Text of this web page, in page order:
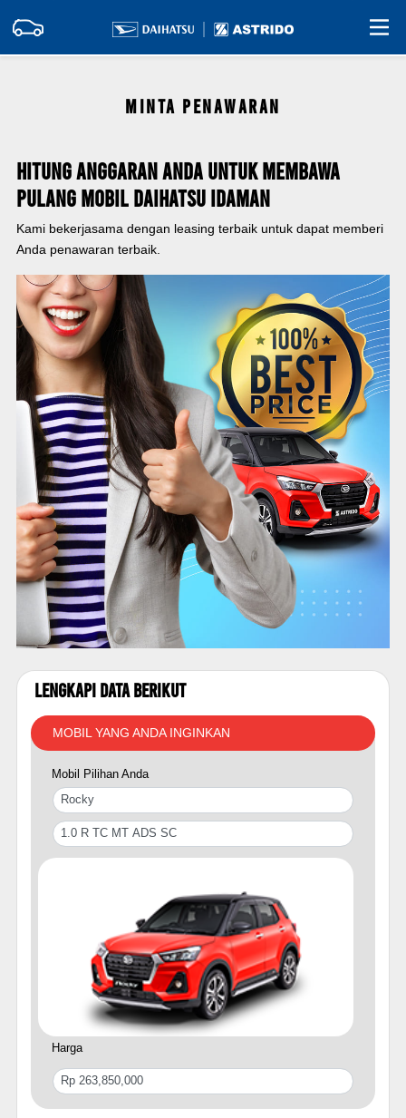
MINTA PENAWARAN
Hitung Anggaran Anda Untuk Membawa
Pulang Mobil Daihatsu Idaman
Kami bekerjasama dengan leasing terbaik untuk dapat memberi
Anda penawaran terbaik.
Lengkapi Data Berikut
MOBIL YANG ANDA INGINKAN
Mobil Pilihan Anda
Harga